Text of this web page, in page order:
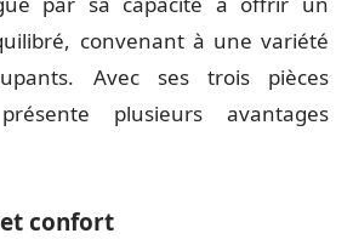
convenant à une variété
Avec ses trois pièces
plusieurs avantages
confort